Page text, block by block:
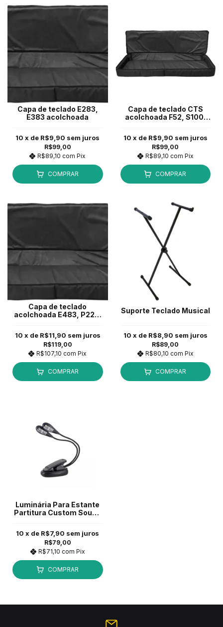
Capa de teclado E283,
E383 acolchoada
R$99,00
R$89,10com Pix
10 x de R$9,90 sem juros
COMPRAR
Capa de teclado CTS
acolchoada F52, S100,
R$99,00
R$89,10 com Pix
10 x de R$9,90 sem juros
COMPRAR
Capa de teclado
acolchoada E483, P222,
SX600 Preto
R$119,00
R$107,10com Pix
10 x de R$11,90 sem juros
COMPRAR
Suporte Teclado Musical
R$89,00
R$80,10 com Pix
10 x de R$8,90 sem juros
COMPRAR
Luminária Para Estante
Partitura Custom Sound
R$79,00
R$71,10 com Pix
10 x de R$7,90 sem juros
COMPRAR